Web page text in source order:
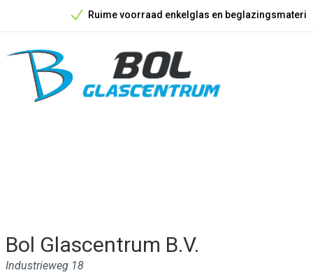
Onze unieke verkoopargumenten
Ruime voorraad enkelglas en beglazingsmateriaal
Bol Glascentrum B.V.
Industrieweg 18